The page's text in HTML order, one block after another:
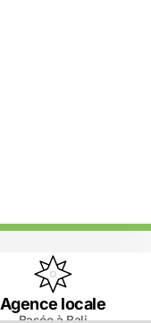
Agence locale
Basée à Bali